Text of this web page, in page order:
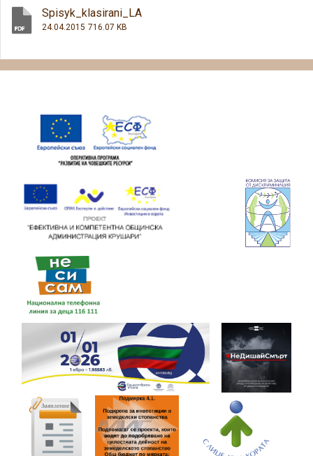
Spisyk_klasirani_LA
24.04.2015 716.07 KB